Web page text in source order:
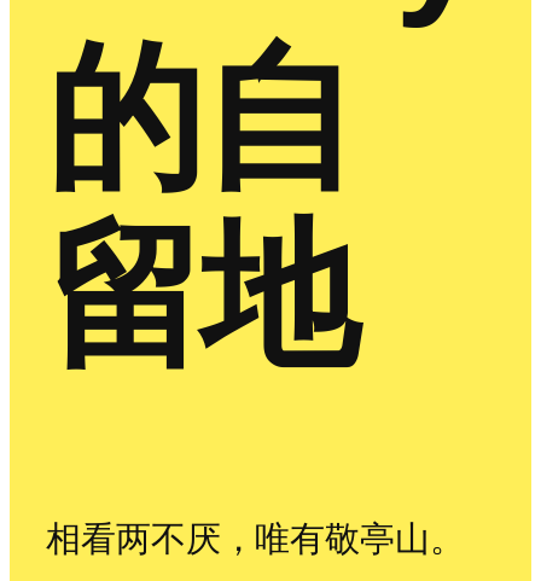
的自
留地
相看两不厌，唯有敬亭山。